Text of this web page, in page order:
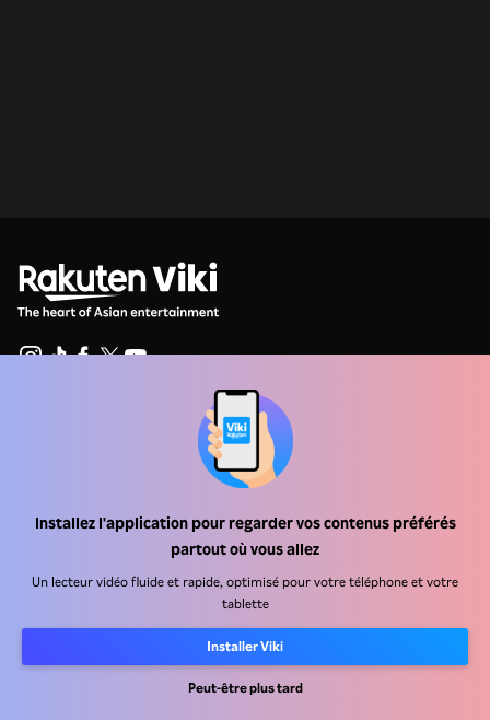
Installez l'application pour regarder vos contenus préférés
partout où vous allez
Un lecteur vidéo fluide et rapide, optimisé pour votre téléphone et votre
tablette
Installer Viki
Peut-être plus tard
Partenaires de distribution
Centre de presse